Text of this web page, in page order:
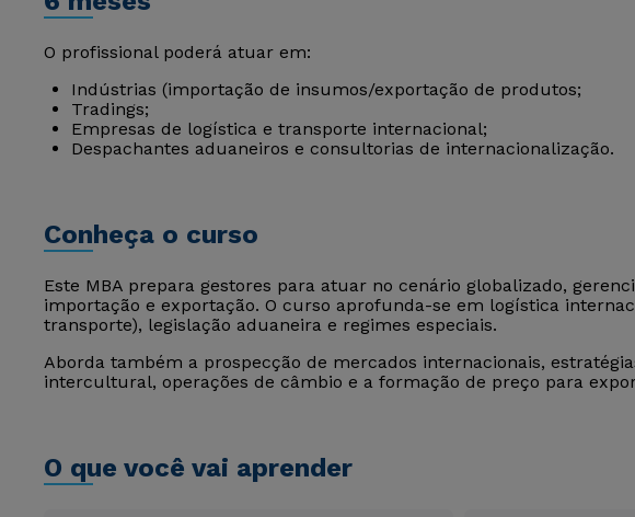
O profissional poderá atuar em:
Indústrias (importação de insumos/exportação de produtos;
Tradings;
Empresas de logística e transporte internacional;
Despachantes aduaneiros e consultorias de internacionalização.
Conheça o curso
Este MBA prepara gestores para atuar no cenário globalizado,
importação e exportação. O curso aprofunda-se em logística
transporte), legislação aduaneira e regimes especiais.
Aborda também a prospecção de mercados internacionais,
intercultural, operações de câmbio e a formação de preço para
O que você vai aprender